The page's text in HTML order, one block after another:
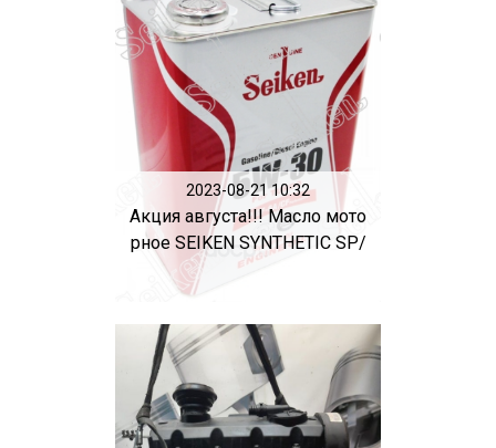
2023-08-21 10:32
Акция августа!!! Масло мото
рное SEIKEN SYNTHETIC SP/
GF-6A/C...